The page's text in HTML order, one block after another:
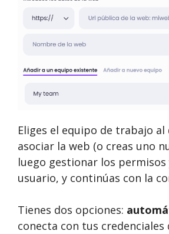
Eliges el equipo de trabajo al
asociar la web (o creas uno
luego gestionar los permisos
usuario, y continúas con la
Tienes dos opciones:
conecta con tus credenciales